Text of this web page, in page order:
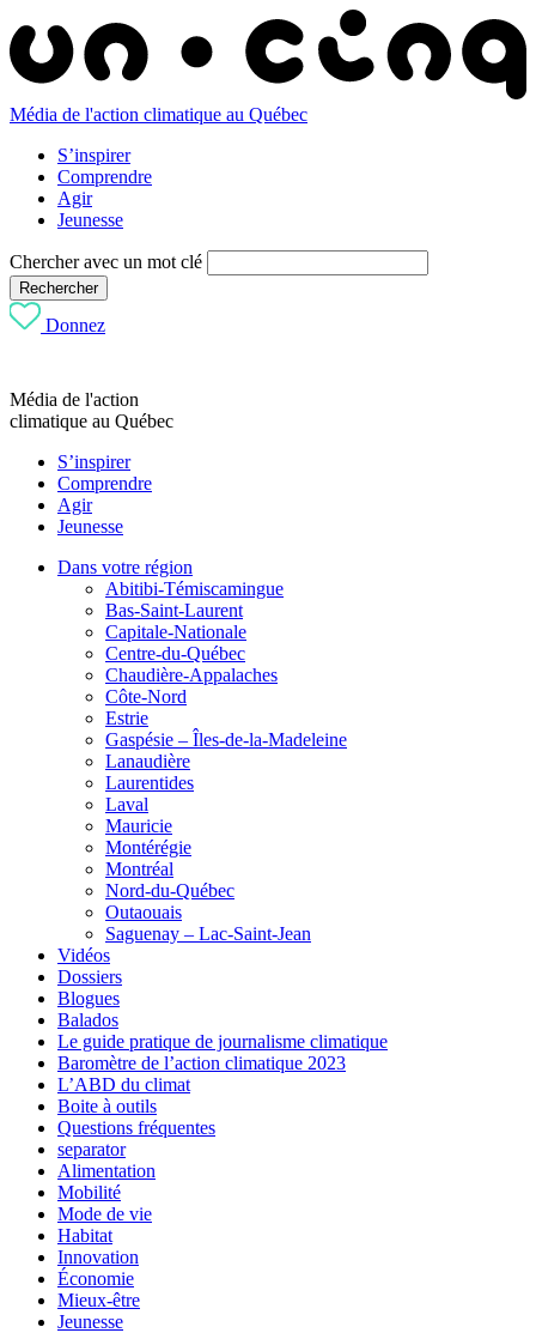
Média de l'action climatique au Québec
S’inspirer
Comprendre
Agir
Jeunesse
Chercher avec un mot clé
Rechercher
Donnez
Média de l'action
climatique au Québec
S’inspirer
Comprendre
Agir
Jeunesse
Dans votre région
Abitibi-Témiscamingue
Bas-Saint-Laurent
Capitale-Nationale
Centre-du-Québec
Chaudière-Appalaches
Côte-Nord
Estrie
Gaspésie – Îles-de-la-Madeleine
Lanaudière
Laurentides
Laval
Mauricie
Montérégie
Montréal
Nord-du-Québec
Outaouais
Saguenay – Lac-Saint-Jean
Vidéos
Dossiers
Blogues
Balados
Le guide pratique de journalisme climatique
Baromètre de l’action climatique 2023
L’ABD du climat
Boite à outils
Questions fréquentes
separator
Alimentation
Mobilité
Mode de vie
Habitat
Innovation
Économie
Mieux-être
Jeunesse